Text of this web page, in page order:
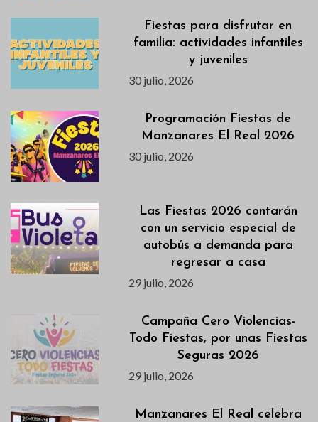
Fiestas para disfrutar en
familia: actividades infantiles
y juveniles
30 julio, 2026
Programación Fiestas de
Manzanares El Real 2026
30 julio, 2026
Las Fiestas 2026 contarán
con un servicio especial de
autobús a demanda para
regresar a casa
29 julio, 2026
Campaña Cero Violencias-
Todo Fiestas, por unas Fiestas
Seguras 2026
29 julio, 2026
Manzanares El Real celebra